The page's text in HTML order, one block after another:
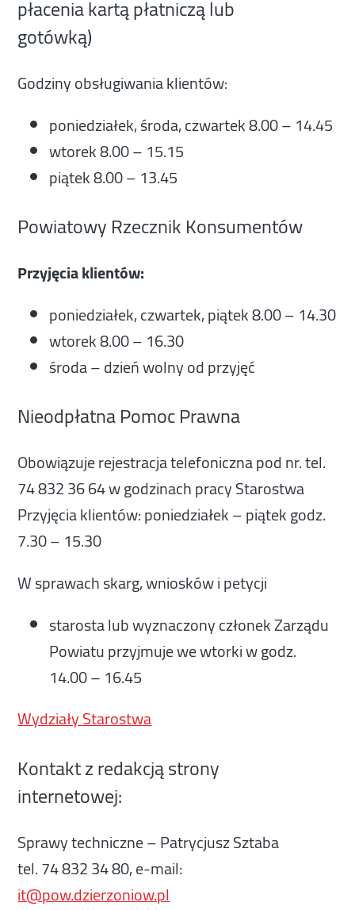
płacenia kartą płatniczą lub
gotówką)
Godziny obsługiwania klientów:
poniedziałek, środa, czwartek 8.00 – 14.45
wtorek 8.00 – 15.15
piątek 8.00 – 13.45
Powiatowy Rzecznik Konsumentów
Przyjęcia klientów:
poniedziałek, czwartek, piątek 8.00 – 14.30
wtorek 8.00 – 16.30
środa – dzień wolny od przyjęć
Nieodpłatna Pomoc Prawna
Obowiązuje rejestracja telefoniczna pod nr. tel.
74 832 36 64 w godzinach pracy Starostwa
Przyjęcia klientów: poniedziałek – piątek godz.
7.30 – 15.30
W sprawach skarg, wniosków i petycji
starosta lub wyznaczony członek Zarządu
Powiatu przyjmuje we wtorki w godz.
14.00 – 16.45
Wydziały Starostwa
Kontakt z redakcją strony
internetowej:
Sprawy techniczne – Patrycjusz Sztaba
tel. 74 832 34 80, e-mail:
it@pow.dzierzoniow.pl